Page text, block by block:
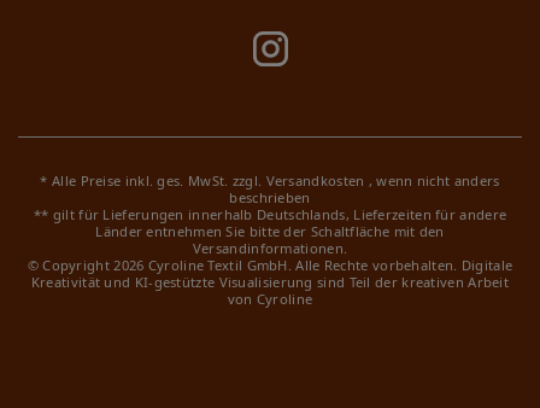
* Alle Preise inkl. ges. MwSt. zzgl. Versandkosten , wenn nicht anders
beschrieben
** gilt für Lieferungen innerhalb Deutschlands, Lieferzeiten für andere
Länder entnehmen Sie bitte der Schaltfläche mit den
Versandinformationen.
© Copyright 2026 Cyroline Textil GmbH. Alle Rechte vorbehalten. Digitale
Kreativität und KI-gestützte Visualisierung sind Teil der kreativen Arbeit
von Cyroline